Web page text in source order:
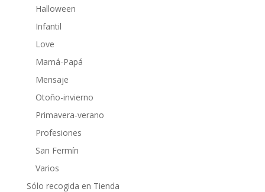
Halloween
Infantil
Love
Mamá-Papá
Mensaje
Otoño-invierno
Primavera-verano
Profesiones
San Fermín
Varios
Sólo recogida en Tienda